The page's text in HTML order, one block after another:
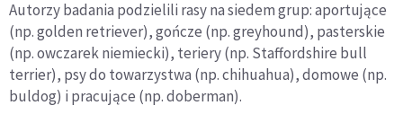
Autorzy badania podzielili rasy na siedem grup: aportujące
(np. golden retriever), gończe (np. greyhound), pasterskie
(np. owczarek niemiecki), teriery (np. Staffordshire bull
terrier), psy do towarzystwa (np. chihuahua), domowe (np.
buldog) i pracujące (np. doberman).